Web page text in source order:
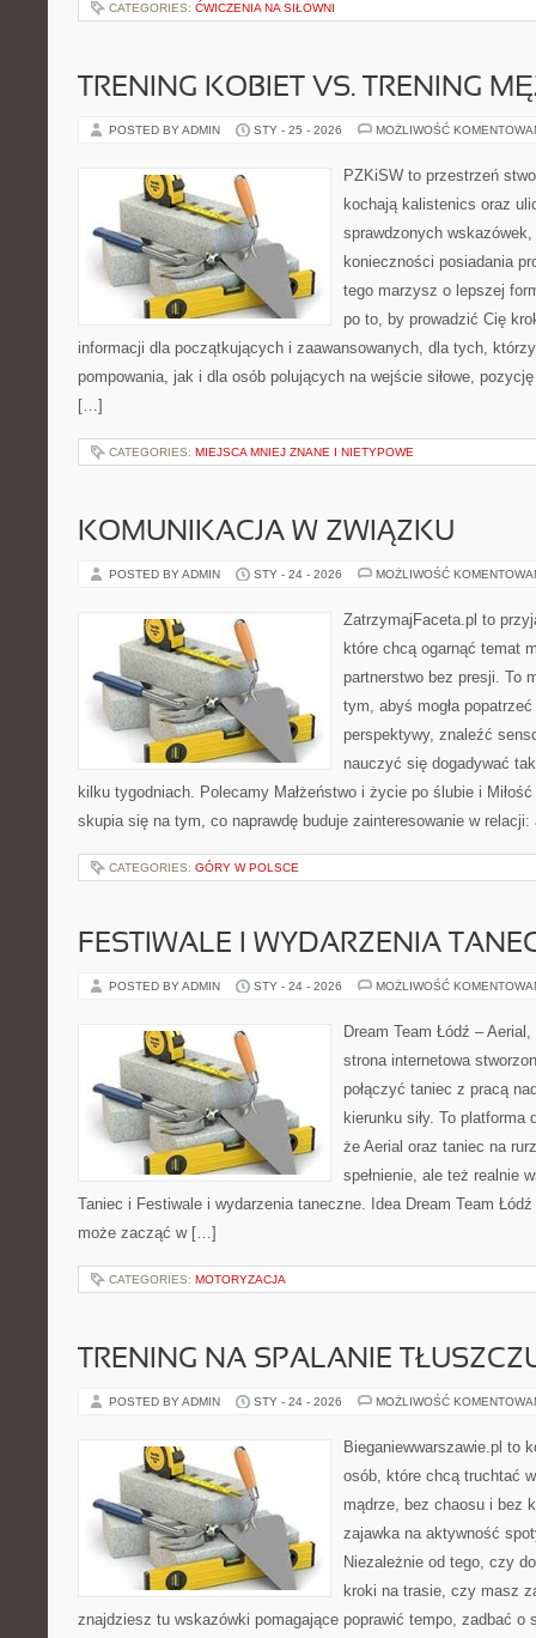
CATEGORIES: ĆWICZENIA NA SIŁOWNI
TRENING KOBIET VS. TRENING
POSTED BY ADMIN STY - 25 - 2026 MOŻLIWOŚĆ
PZKiSW to przestrzeń
kochają kalistenics oraz
sprawdzonych
konieczności posiadania
tego marzysz o lepszej
po to, by prowadzić Cię
informacji dla początkujących i zaawansowanych, dla tych,
pompowania, jak i dla osób polujących na wejście siłowe,
[…]
CATEGORIES: MIEJSCA MNIEJ ZNANE I NIETYPOWE
KOMUNIKACJA W ZWIĄZKU
POSTED BY ADMIN STY - 24 - 2026 MOŻLIWOŚĆ
ZatrzymajFaceta.pl to
które chcą ogarnąć temat
partnerstwo bez presji. To
tym, abyś mogła
perspektywy, znaleźć
nauczyć się dogadywać
kilku tygodniach. Polecamy Małżeństwo i życie po ślubie i
skupia się na tym, co naprawdę buduje zainteresowanie w
CATEGORIES: GÓRY W POLSCE
FESTIWALE I WYDARZENIA
POSTED BY ADMIN STY - 24 - 2026 MOŻLIWOŚĆ
Dream Team Łódź –
strona internetowa
połączyć taniec z pracą
kierunku siły. To
że Aerial oraz taniec na
spełnienie, ale też realnie
Taniec i Festiwale i wydarzenia taneczne. Idea Dream Team
może zacząć w […]
CATEGORIES: MOTORYZACJA
TRENING NA SPALANIE
POSTED BY ADMIN STY - 24 - 2026 MOŻLIWOŚĆ
Bieganiewwarszawie.pl to
osób, które chcą truchtać
mądrze, bez chaosu i bez
zajawka na aktywność
Niezależnie od tego, czy
kroki na trasie, czy masz
znajdziesz tu wskazówki pomagające poprawić tempo, zadbać o